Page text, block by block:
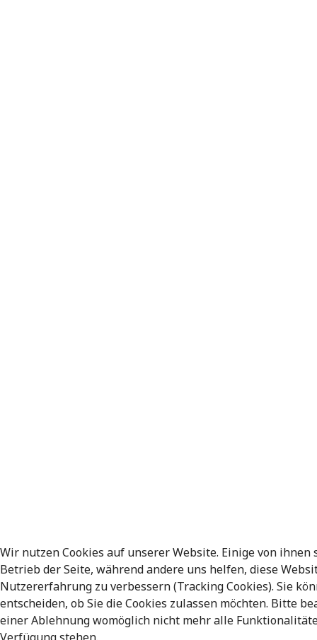
Wir nutzen Cookies auf unserer Website. Einige von
Betrieb der Seite, während andere uns helfen, diese
Nutzererfahrung zu verbessern (Tracking Cookies). Sie
entscheiden, ob Sie die Cookies zulassen möchten. Bitte
einer Ablehnung womöglich nicht mehr alle